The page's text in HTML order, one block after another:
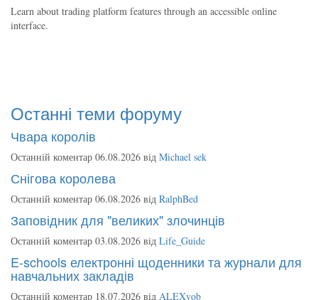
Learn about trading platform features through an accessible online
interface.
Останні теми форуму
Чвара королів
Останній коментар 06.08.2026 від Michael sek
Снігова королева
Останній коментар 06.08.2026 від RalphBed
Заповідник для "великих" злочинців
Останній коментар 03.08.2026 від Life_Guide
E-schools електронні щоденники та журнали для
навчальних закладів
Останній коментар 18.07.2026 від ALEXvob